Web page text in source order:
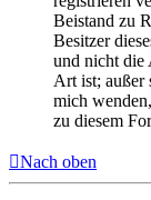
Beistand zu
Besitzer
und nicht die
Art ist; außer
mich
zu diesem
Nach oben